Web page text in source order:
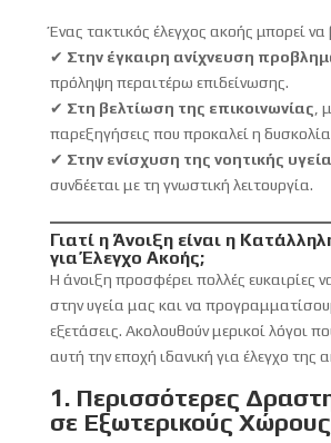
Ένας τακτικός έλεγχος ακοής μπορεί να
✔ Στην έγκαιρη ανίχνευση
πρόληψη περαιτέρω επιδείνωσης.
✔ Στη βελτίωση της επικοινωνίας ,
παρεξηγήσεις που προκαλεί η
✔ Στην ενίσχυση της νοητικής
συνδέεται με τη γνωστική λειτουργία.
Γιατί η Άνοιξη είναι η
για Έλεγχο Ακοής;
Η άνοιξη προσφέρει πολλές ευκαιρίες
στην υγεία μας και να
εξετάσεις. Ακολουθούν μερικοί λόγοι
αυτή την εποχή ιδανική για έλεγχο της
1. Περισσότερες
σε Εξωτερικούς Χώρους